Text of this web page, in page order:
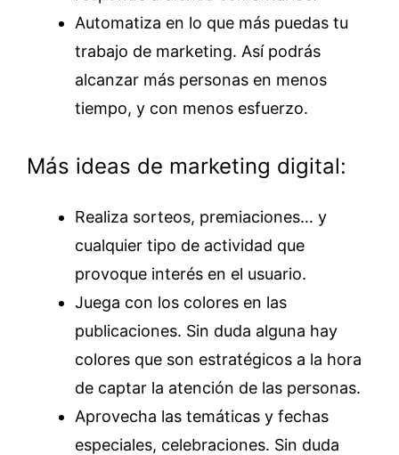
Automatiza en lo que más puedas tu
trabajo de marketing. Así podrás
alcanzar más personas en menos
tiempo, y con menos esfuerzo.
Más ideas de marketing digital:
Realiza sorteos, premiaciones… y
cualquier tipo de actividad que
provoque interés en el usuario.
Juega con los colores en las
publicaciones. Sin duda alguna hay
colores que son estratégicos a la hora
de captar la atención de las personas.
Aprovecha las temáticas y fechas
especiales, celebraciones. Sin duda